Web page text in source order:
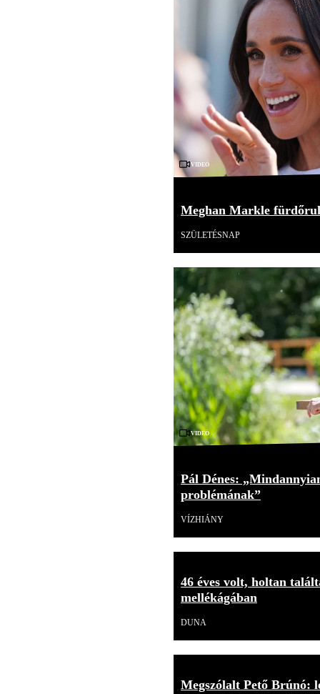
Videó
Meghan Markle
SZÜLETÉSNAP
Videó
Pál Dénes:
problémának”
VÍZHIÁNY
46 éves volt, holtan
mellékágában
DUNA
Megszólalt Pető Brúnó: